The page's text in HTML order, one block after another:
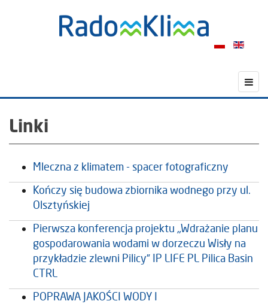
Linki
Mleczna z klimatem - spacer fotograficzny
Kończy się budowa zbiornika wodnego przy ul.
Olsztyńskiej
Pierwsza konferencja projektu „Wdrażanie planu
gospodarowania wodami w dorzeczu Wisły na
przykładzie zlewni Pilicy” IP LIFE PL Pilica Basin
CTRL
POPRAWA JAKOŚCI WODY I